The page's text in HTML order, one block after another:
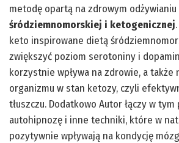
metodę opartą na zdrowym odżywianiu
śródziemnomorskiej i ketogenicznej
keto inspirowane dietą
zwiększyć poziom serotoniny i
korzystnie wpływa na zdrowie, a także
organizmu w stan ketozy, czyli
tłuszczu. Dodatkowo Autor łączy w tym
autohipnozę i inne techniki, które w
pozytywnie wpływają na kondycję